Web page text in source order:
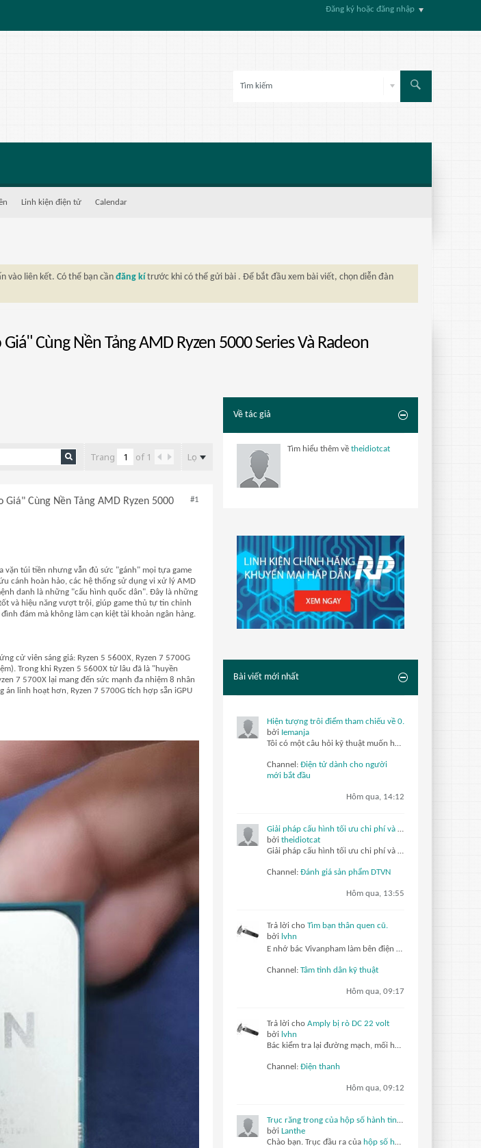
Đăng ký hoặc đăng nhập
Linh kiện điện tử Calendar
vào liên kết. Có thể bạn cần đăng kí trước khi có thể gửi bài . Để bắt đầu xem bài viết, chọn diễn đàn
Cùng Nền Tảng AMD Ryzen 5000 Series Và Radeon
Trang of 1 Lọc
#1
Cùng Nền Tảng AMD Ryzen 5000
vặn túi tiền nhưng vẫn đủ sức "gánh" mọi tựa game
cánh hoàn hảo, các hệ thống sử dụng vi xử lý AMD
danh là những "cấu hình quốc dân". Đây là những
và hiệu năng vượt trội, giúp game thủ tự tin chinh
đám mà không làm cạn kiệt tài khoản ngân hàng.
cử viên sáng giá: Ryzen 5 5600X, Ryzen 7 5700G
Trong khi Ryzen 5 5600X từ lâu đã là "huyền
7 5700X lại mang đến sức mạnh đa nhiệm 8 nhân
linh hoạt hơn, Ryzen 7 5700G tích hợp sẵn iGPU
Về tác giả
Tìm hiểu thêm về theidiotcat
Bài viết mới nhất
Hiện tượng trôi điểm tham chiếu về 0.
bởi Iemanja
Tôi có một câu hỏi kỹ thuật muốn hỏi.
Channel: Điện tử dành cho người
mới bắt đầu
Hôm qua, 14:12
Giải pháp cấu hình tối ưu chi phí và hiệu năng cho phòng net hiện đại với AMD Ryzen 7 5700G, 5700X và Radeon RX 6500XT, 7600 8GB
bởi theidiotcat
Giải pháp cấu hình tối ưu chi phí và hiệu năng cho phòng net hiện đại với AMD Ryzen 7 5700G, 5700X và Radeon RX 6500XT, 7600 8GB
Channel: Đánh giá sản phẩm DTVN
Hôm qua, 13:55
Trả lời cho Tìm bạn thân quen cũ.
bởi lvhn
E nhớ bác Vivanpham làm bên điện tử y sinh, có lần đó cái sơ đồ máy chụp x quang sao có mấy con thryristor làm gì mà ko ai trả lới đúng cả
Channel: Tâm tình dân kỹ thuật
Hôm qua, 09:17
Trả lời cho Amply bị rò DC 22 volt
bởi lvhn
Bác kiểm tra lại đường mạch, mối hàn xem có bị hở hoặc dẫn không tốt không?
Channel: Điện thanh
Hôm qua, 09:12
Trục răng trong của hộp số hành tinh xoắn ốc đang bị ăn mòn do ma sát dưới tác động của mô-men xoắn thay đổi.
bởi Lanthe
Chào bạn. Trục đầu ra của hộp số hành tinh xoắn ốc